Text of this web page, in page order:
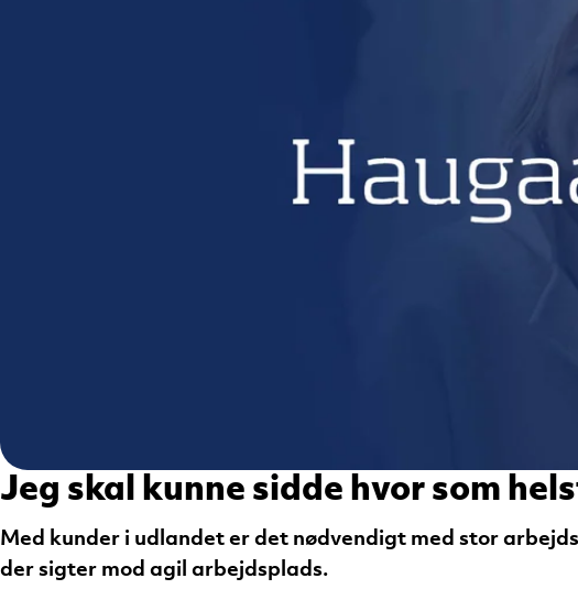
Jeg skal kunne sidde hvor som
Med kunder i udlandet er det nødvendigt med stor
der sigter mod agil arbejdsplads.